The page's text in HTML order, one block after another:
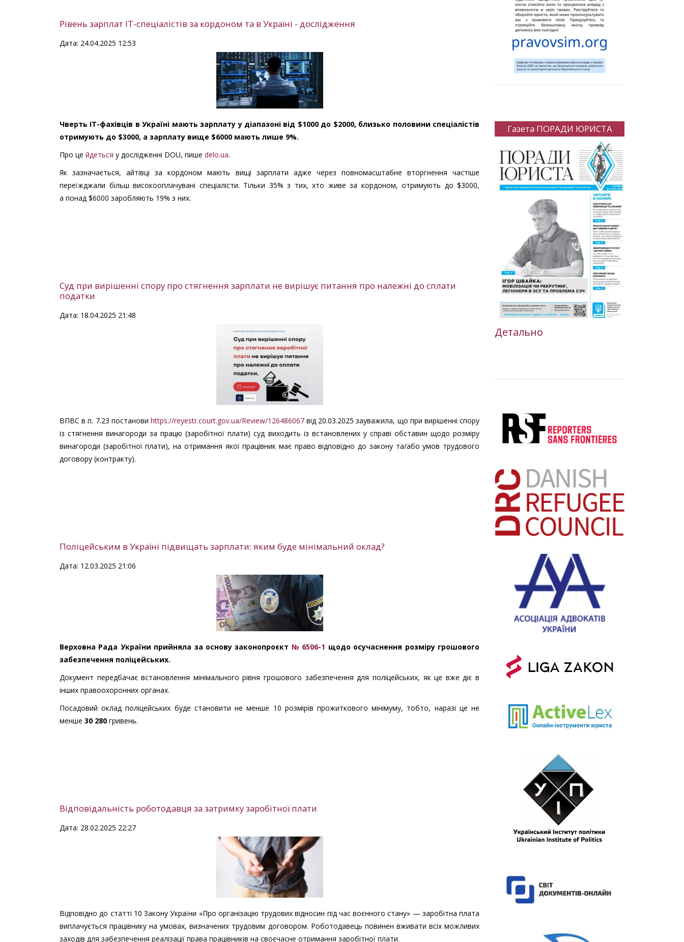
Рівень зарплат IT-спеціалістів за кордоном та в Україні - дослідження
Дата: 24.04.2025 12:53
Чверть IT-фахівців в Україні мають зарплату у діапазоні від $1000 до $2000, близько половини спеціалістів
отримують до $3000, а зарплату вище $6000 мають лише 9%.
Про це йдеться у дослідженні DOU, пише delo.ua.
Як зазначається, айтівці за кордоном мають вищі зарплати адже через повномасштабне вторгнення частіше
переїжджали більш високооплачувані спеціалісти. Тільки 35% з тих, хто живе за кордоном, отримують до $3000,
а понад $6000 заробляють 19% з них.
Суд при вирішенні спору про стягнення зарплати не вирішує питання про належні до сплати
податки
Дата: 18.04.2025 21:48
ВПВС в п. 7.23 постанови https://reyestr.court.gov.ua/Review/126486067від 20.03.2025 зауважила, що при вирішенні спору
із стягнення винагороди за працю (заробітної плати) суд виходить із встановлених у справі обставин щодо розміру
винагороди (заробітної плати), на отримання якої працівник має право відповідно до закону та/або умов трудового
договору (контракту).
Поліцейським в Україні підвищать зарплати: яким буде мінімальний оклад?
Дата: 12.03.2025 21:06
Верховна Рада України прийняла за основу законопроєкт № 6506-1 щодо осучаснення розміру грошового
забезпечення поліцейських.
Документ передбачає встановлення мінімального рівня грошового забезпечення для поліцейських, як це вже діє в
інших правоохоронних органах.
Посадовий оклад поліцейських буде становити не менше 10 розмірів прожиткового мінімуму, тобто, наразі це не
менше 30 280 гривень.
Відповідальність роботодавця за затримку заробітної плати
Дата: 28.02.2025 22:27
Відповідно до статті 10 Закону України «Про організацію трудових відносин під час воєнного стану» — заробітна плата
виплачується працівнику на умовах, визначених трудовим договором. Роботодавець повинен вживати всіх можливих
заходів для забезпечення реалізації права працівників на своєчасне отримання заробітної плати.
Газета ПОРАДИ ЮРИСТА
Детально